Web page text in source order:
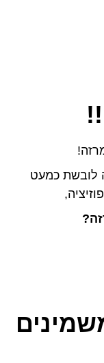
לובשת כמעט